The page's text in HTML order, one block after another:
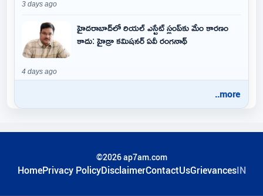
3 days ago
హైదరాబాద్‌లో రియల్ ఎస్టేట్ స్లంప్‌కు మేం కారణం
కాదు: హైడ్రా కమిషనర్ ఏవీ రంగనాథ్
4 days ago
..more
©2026 ap7am.com
HomePrivacy PolicyDisclaimerContactUsGrievancesIN